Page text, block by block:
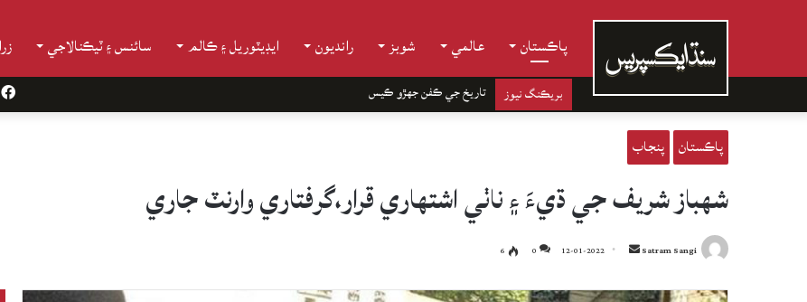
پاڪستان عالمي شوبز رانديون ايڊيٽوريل ۽ ڪالم سائنس ۽ ٽيڪنالاجي
بريڪنگ نيوز چانهه جا باغ
پاڪستان پنجاب
شهباز شريف جي ڌيءَ ۽ ناٺي اشتهاري قرار،گرفتاري وارنٽ جاري
Satram Sangi
Send
email
12-01-2022
0
6